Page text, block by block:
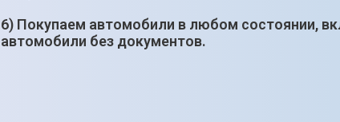
6) Покупаем автомобили в любом состоянии,
автомобили без документов.